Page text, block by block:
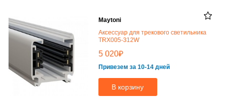
Maytoni
Аксессуар для трекового светильника
TRX005-312W
5 020₽
Привезем за 10-14 дней
В корзину